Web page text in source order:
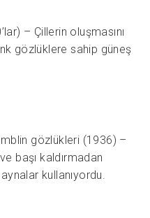
– Çillerin oluşmasını
gözlüklere sahip güneş
gözlükleri (1936) –
başı kaldırmadan
kullanıyordu.